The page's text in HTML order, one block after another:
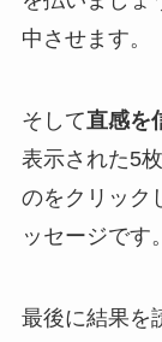
中させます。
そして直感を
表示された5
のをクリック
ッセージです。
最後に結果を